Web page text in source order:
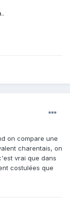
on compare une
charentais, on
vrai que dans
costulées que